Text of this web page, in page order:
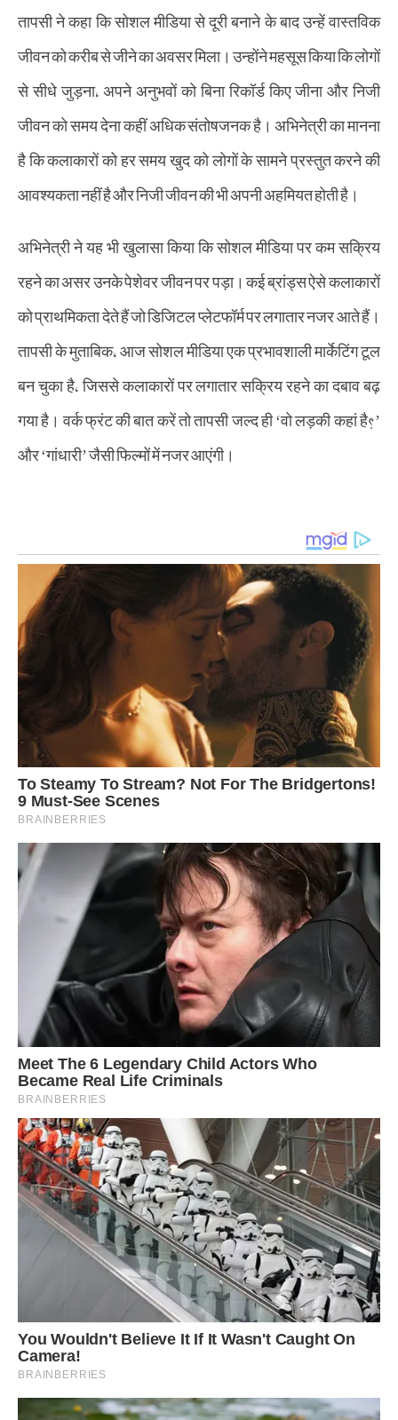
तापसी ने कहा कि सोशल मीडिया से दूरी बनाने के बाद उन्हें वास्तविक
जीवन को करीब से जीने का अवसर मिला। उन्होंने महसूस किया कि लोगों
से सीधे जुड़ना, अपने अनुभवों को बिना रिकॉर्ड किए जीना और निजी
जीवन को समय देना कहीं अधिक संतोषजनक है। अभिनेत्री का मानना
है कि कलाकारों को हर समय खुद को लोगों के सामने प्रस्तुत करने की
आवश्यकता नहीं है और निजी जीवन की भी अपनी अहमियत होती है।
अभिनेत्री ने यह भी खुलासा किया कि सोशल मीडिया पर कम सक्रिय
रहने का असर उनके पेशेवर जीवन पर पड़ा। कई ब्रांड्स ऐसे कलाकारों
को प्राथमिकता देते हैं जो डिजिटल प्लेटफॉर्म पर लगातार नजर आते हैं।
तापसी के मुताबिक, आज सोशल मीडिया एक प्रभावशाली मार्केटिंग टूल
बन चुका है, जिससे कलाकारों पर लगातार सक्रिय रहने का दबाव बढ़
गया है। वर्क फ्रंट की बात करें तो तापसी जल्द ही ‘वो लड़की कहां है?’
और ‘गांधारी’ जैसी फिल्मों में नजर आएंगी।